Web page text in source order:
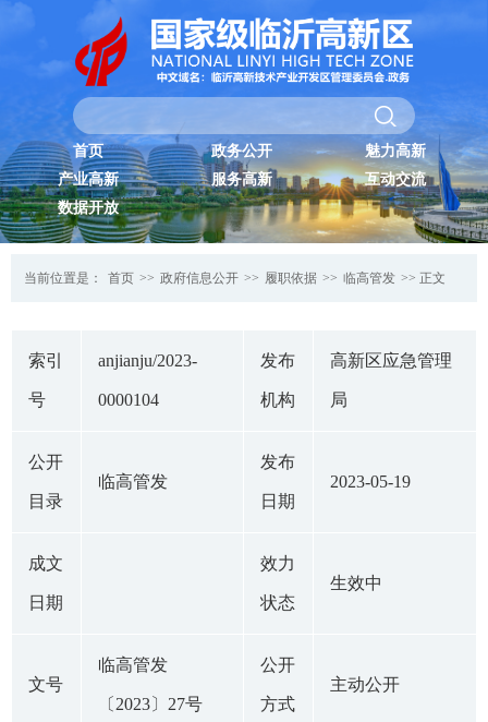
首页 政务公开
魅力高新
产业高新
服务高新
互动交流
数据开放
当前位置是： 首页 >> 政府信息公开 >> 履职依据 >> 临高管发 >> 正文
索引
号
anjianju/2023-
0000104
发布
机构
高新区应急管理
局
公开
目录
临高管发
发布
日期
2023-05-19
成文
日期
效力
状态
生效中
文号
临高管发
〔2023〕27号
公开
方式
主动公开